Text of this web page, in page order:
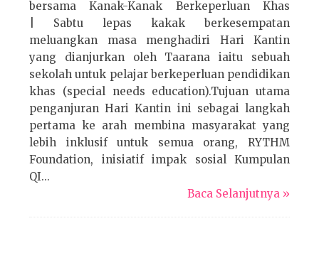
bersama Kanak-Kanak Berkeperluan Khas
| Sabtu lepas kakak berkesempatan
meluangkan masa menghadiri Hari Kantin
yang dianjurkan oleh Taarana iaitu sebuah
sekolah untuk pelajar berkeperluan pendidikan
khas (special needs education).Tujuan utama
penganjuran Hari Kantin ini sebagai langkah
pertama ke arah membina masyarakat yang
lebih inklusif untuk semua orang, RYTHM
Foundation, inisiatif impak sosial Kumpulan
QI...
Baca Selanjutnya »